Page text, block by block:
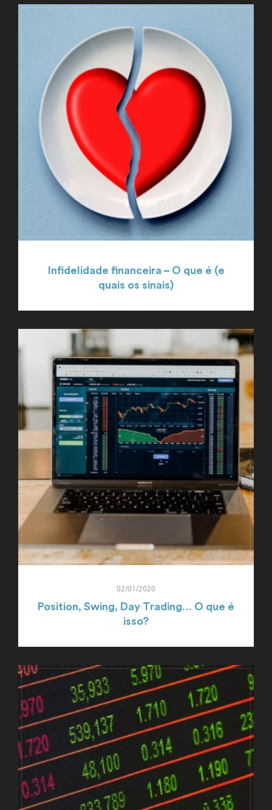
Infidelidade financeira – O que é (e
quais os sinais)
02/01/2020
Position, Swing, Day Trading… O que é
isso?